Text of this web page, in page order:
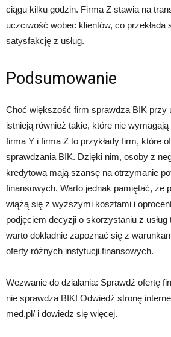
ciągu kilku godzin. Firma Z stawia na
uczciwość wobec klientów, co przekłada
satysfakcję z usług.
Podsumowanie
Choć większość firm sprawdza BIK przy
istnieją również takie, które nie
firma Y i firma Z to przykłady firm, które
sprawdzania BIK. Dzięki nim, osoby z
kredytową mają szansę na otrzymanie
finansowych. Warto jednak pamiętać, że
wiążą się z wyższymi kosztami i
podjęciem decyzji o skorzystaniu z
warto dokładnie zapoznać się z
oferty różnych instytucji finansowych.
Wezwanie do działania: Sprawdź ofertę
nie sprawdza BIK! Odwiedź stronę
med.pl/ i dowiedz się więcej.